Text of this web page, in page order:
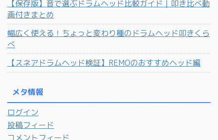
【保存版】音で選ぶドラムヘッド比較ガイド｜叩き比べ動
画付きまとめ
幅広く使える！ちょっと変わり種のドラムヘッド叩きくら
べ
【スネアドラムヘッド検証】REMOのおすすめヘッド編
メタ情報
ログイン
投稿フィード
コメントフィード